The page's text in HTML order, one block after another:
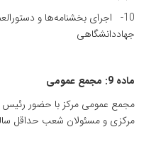
10- اجرای بخشنامه‌ها و
جهاددانشگاهی
ماده 9: مجمع عمومی
مجمع عمومی مرکز با حضور رئیس
مرکزی و مسئولان شعب حداقل